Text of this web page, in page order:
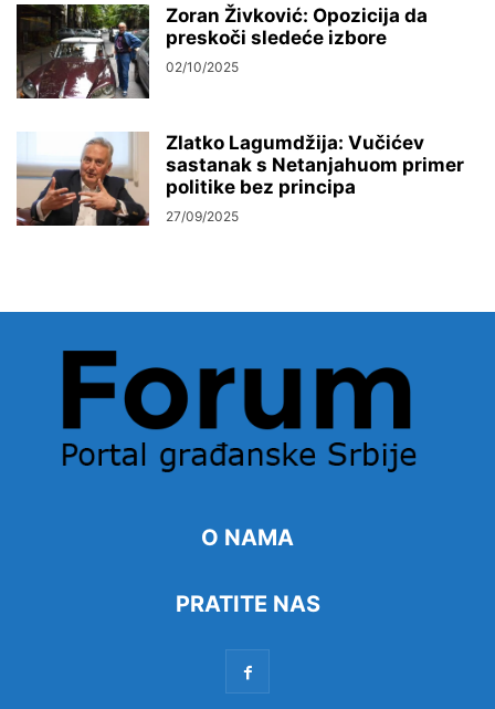
Zoran Živković: Opozicija da
preskoči sledeće izbore
02/10/2025
Zlatko Lagumdžija: Vučićev
sastanak s Netanjahuom primer
politike bez principa
27/09/2025
O NAMA
PRATITE NAS